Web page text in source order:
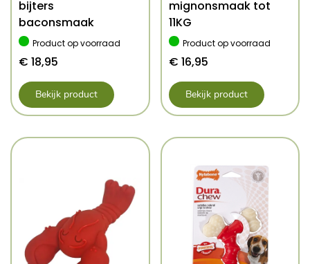
bijters
baconsmaak
Product op voorraad
€ 18,95
Bekijk product
mignonsmaak tot
11KG
Product op voorraad
€ 16,95
Bekijk product